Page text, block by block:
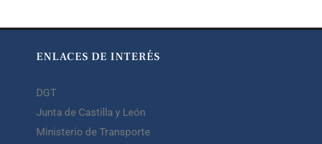
ENLACES DE INTERÉS
DGT
Junta de Castilla y León
Ministerio de Transporte